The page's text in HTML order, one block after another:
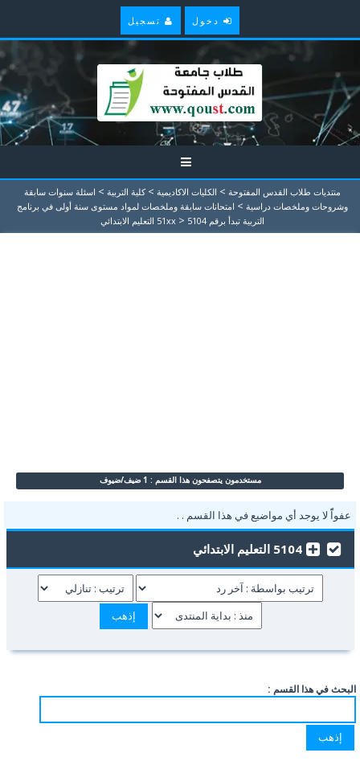
دخول تسجيل
منتديات طلاب القدس المفتوحة > الكليات الاكاديمية > كلية التربية > اسئلة سنوات سابقة
وشروحات وملخصات دراسية > امتحانات سابقة وملخصات لمواد مستوى سنة أولى في برنامج
التربية تبدأ برقم 51xx
> 5104 التعليم الابتدائي
مستخدمون يتصفحون هذا القسم : 1 ضيف/ضيوف
عفواًً لا يوجد أي مواضيع في هذا القسم . .
5104 التعليم الابتدائي
البحث في هذا القسم :